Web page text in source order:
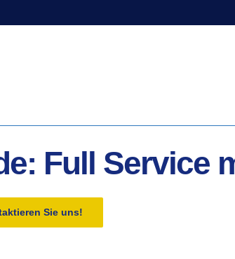
Full Ser­vice
Sie uns!